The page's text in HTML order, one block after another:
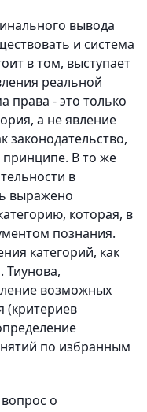
вывода
и система
в том, выступает
реальной
права - это только
а не явление
законодательство,
В то же
в
выражено
которая, в
познания.
категорий, как
Тиунова,
возможных
(критериев
по избранным
о